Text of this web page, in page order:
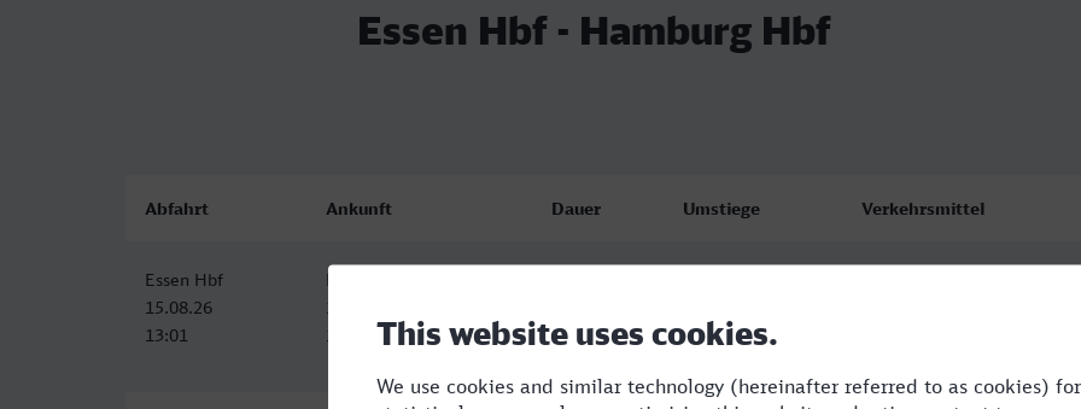
Essen Hbf - Hamburg Hbf
Abfahrt Ankunft Dauer Umstiege Verkehrsmittel
Essen Hbf
15.08.26
13:01
Hamburg Hbf
15.08.26
16:05